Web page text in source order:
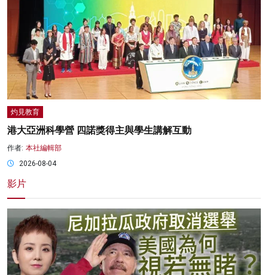
灼見教育
港大亞洲科學營 四諾獎得主與學生講解互動
作者: 本社編輯部
2026-08-04
影片